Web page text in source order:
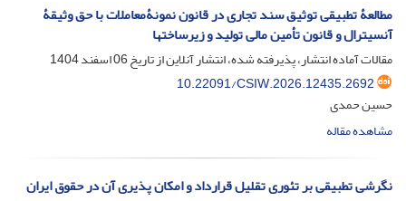
مطالعۀ تطبیقی توثیق سند تجاری در قانون نمونۀمعاملات با حق وثیقۀ
آنسیترال و قانون تأمین مالی تولید و زیرساختها
مقالات آماده انتشار، پذیرفته شده، انتشار آنلاین از تاریخ06 اسفند 1404
10.22091/CSIW.2026.12435.2692
حسین حمدی
مشاهده مقاله
نگرشی تطبیقی بر تئوری تقلیل قرارداد و امکان پذیری آن در حقوق ایران